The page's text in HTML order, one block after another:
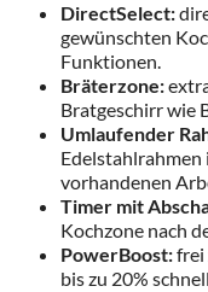
DirectSelect:
gewünschten
Funktionen.
Bräterzone:
Bratgeschirr wie
Umlaufender
Edelstahlrahmen
vorhandenen
Timer mit
Kochzone nach
PowerBoost:frei
bis zu 20%